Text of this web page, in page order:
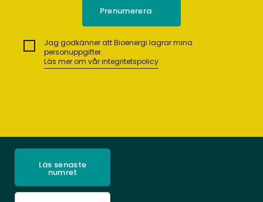
Jag godkänner att Bioenergi lagrar mina
personuppgifter.
Läs mer om vår integritetspolicy
Läs senaste
numret